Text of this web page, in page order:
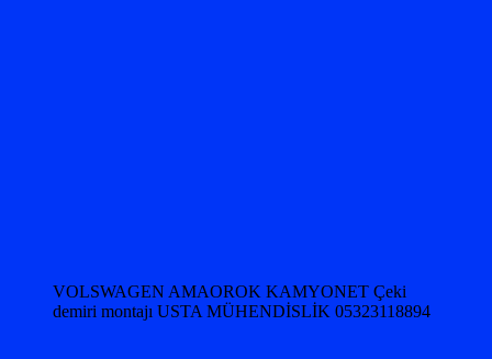
VOLSWAGEN AMAOROK KAMYONET Çeki
demiri montajı USTA MÜHENDİSLİK 05323118894